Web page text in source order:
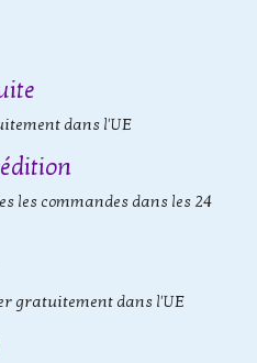
dans l'UE
les commandes dans les 24
gratuitement dans l'UE